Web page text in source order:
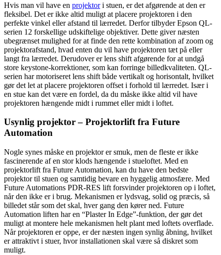
Hvis man vil have en projektori stuen, er det afgørende at den er
fleksibel. Det er ikke altid muligt at placere projektoren i den
perfekte vinkel eller afstand til lærredet. Derfor tilbyder Epson QL-
serien 12 forskellige udskiftelige objektiver. Dette giver næsten
ubegrænset mulighed for at finde den rette kombination af zoom og
projektorafstand, hvad enten du vil have projektoren tæt på eller
langt fra lærredet. Derudover er lens shift afgørende for at undgå
store keystone-korrektioner, som kan forringe billedkvaliteten. QL-
serien har motoriseret lens shift både vertikalt og horisontalt, hvilket
gør det let at placere projektoren offset i forhold til lærredet. Især i
en stue kan det være en fordel, da du måske ikke altid vil have
projektoren hængende midt i rummet eller midt i loftet.
Usynlig projektor – Projektorlift fra Future
Automation
Nogle synes måske en projektor er smuk, men de fleste er ikke
fascinerende af en stor klods hængende i stueloftet. Med en
projektorlift fra Future Automation, kan du have den bedste
projektor til stuen og samtidig bevare en hyggelig atmosfære. Med
Future Automations PDR-RES lift forsvinder projektoren op i loftet,
når den ikke er i brug. Mekanismen er lydsvag, solid og præcis, så
billedet står som det skal, hver gang den kører ned. Future
Automation liften har en “Plaster In Edge”-funktion, der gør det
muligt at montere hele mekanismen helt plant med loftets overflade.
Når projektoren er oppe, er der næsten ingen synlig åbning, hvilket
er attraktivt i stuer, hvor installationen skal være så diskret som
muligt.